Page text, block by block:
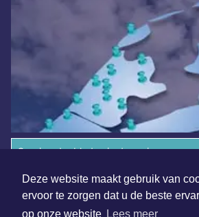
Deze website maakt gebruik van
ervoor te zorgen dat u de beste
op onze website Lees meer
Overige dagbladen in de regio
Algemene voorwaarden